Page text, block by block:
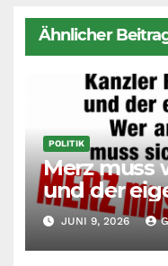
Ähnlicher
POLITIK
Merz muss
und der
andere
selbst
JUNI 9, 2026